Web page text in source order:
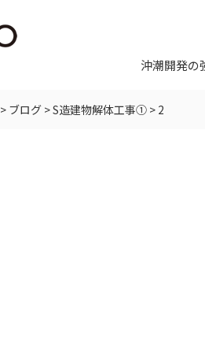
沖潮開発の
> ブログ >S造建物解体工事① > 2